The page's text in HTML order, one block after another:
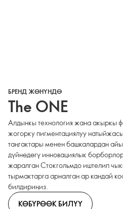
БРЕНД ЖӨНҮНДӨ
The ONE
Алдынкы технология жана акыркы
жогорку пигментациялуу
таңгактары менен башкалардан
дүйнөдөгү инновациялык
жаралган Стокгольмдо иштелип
тырмактарга арналган ар кандай
билдириңиз.
КӨБҮРӨӨК БИЛҮҮ